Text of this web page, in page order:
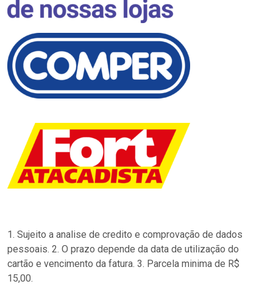
1. Sujeito a analise de credito e comprovação de dados
pessoais. 2. O prazo depende da data de utilização do
cartão e vencimento da fatura. 3. Parcela minima de R$
15,00.